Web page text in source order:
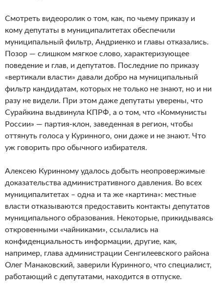
Смотреть видеоролик о том, как, по чьему приказу и
кому депутаты в муниципалитетах обеспечили
муниципальный фильтр, Андриенко и главы отказались.
Позор — слишком мягкое слово, характеризующее
поведение и глав, и депутатов. Последние по приказу
«вертикали власти» давали добро на муниципальный
фильтр кандидатам, которых не только не знают, но и ни
разу не видели. При этом даже депутаты уверены, что
Сурайкина выдвинула КПРФ, а о том, что «Коммунисты
России» — партия-клон, заведенная в регион, чтобы
оттянуть голоса у Куринного, они даже и не знают. Что
уж говорить про обычного избирателя.
Алексею Куринному удалось добыть неопровержимые
доказательства административного давления. Во всех
муниципалитетах – одна и та же «картина»: местные
власти отказываются предоставить контакты депутатов
муниципального образования. Некоторые, прикидываясь
откровенными «чайниками», ссылались на
конфиденциальность информации, другие, как,
например, глава администрации Сенгилеевского района
Олег Манаковский, заверили Куринного, что специалист,
работающий с депутатами, находится в отпуске.